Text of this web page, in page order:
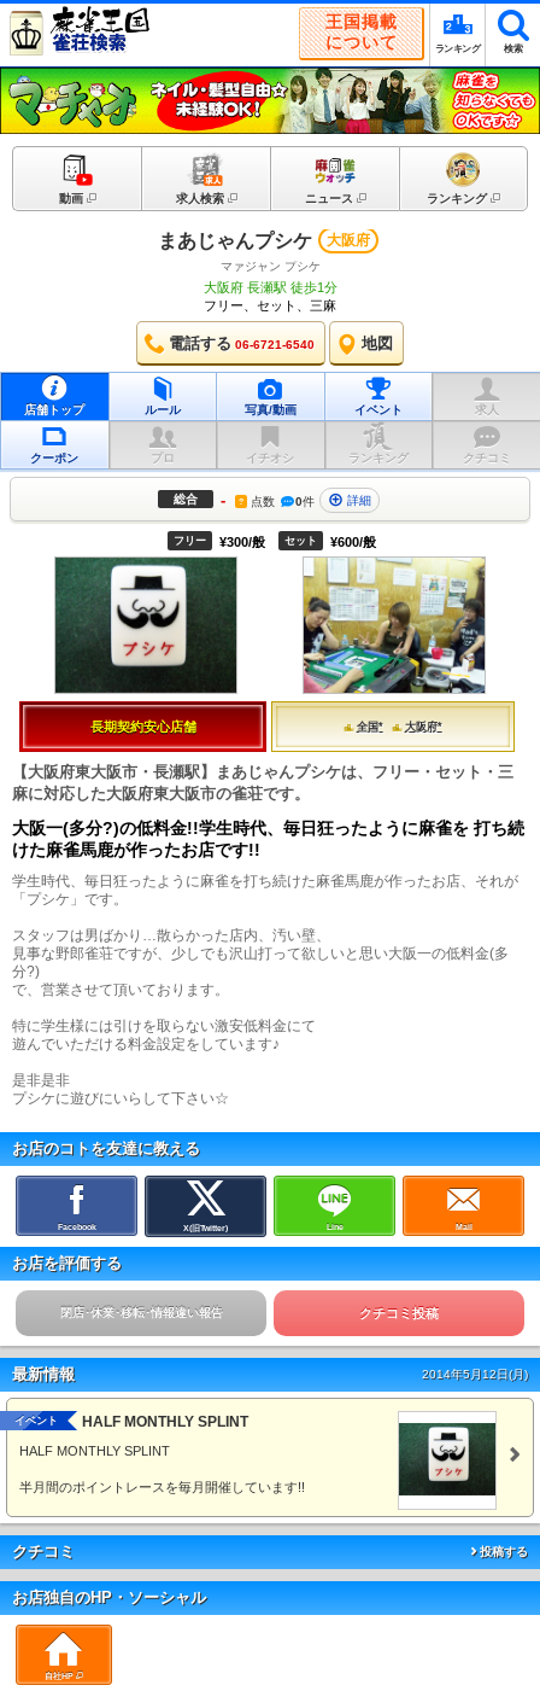
王国掲載
について
ランキング 検索
動画 求人検索 ニュース ランキング
まあじゃんプシケ 大阪府
マァジャン プシケ
大阪府 長瀬駅 徒歩1分
フリー、セット、三麻
電話する 06-6721-6540 地図
店舗トップ ルール 写真/動画 イベント 求人
クーポン プロ イチオシ ランキング クチコミ
総合 - ? 点数 0件 詳細
フリー ¥300/般 セット ¥600/般
長期契約安心店舗 全国* 大阪府*
【大阪府東大阪市・長瀬駅】まあじゃんプシケは、フリー・セット・三
麻に対応した大阪府東大阪市の雀荘です。
大阪一(多分?)の低料金!!学生時代、毎日狂ったように麻雀を 打ち続
けた麻雀馬鹿が作ったお店です!!
学生時代、毎日狂ったように麻雀を打ち続けた麻雀馬鹿が作ったお店、それが
「プシケ」です。
スタッフは男ばかり…散らかった店内、汚い壁、
見事な野郎雀荘ですが、少しでも沢山打って欲しいと思い大阪一の低料金(多
分?)
で、営業させて頂いております。
特に学生様には引けを取らない激安低料金にて
遊んでいただける料金設定をしています♪
是非是非
プシケに遊びにいらして下さい☆
お店のコトを友達に教える
Facebook X(旧Twitter) Line Mail
お店を評価する
閉店･休業･移転･情報違い報告 クチコミ投稿
最新情報 2014年5月12日(月)
イベント HALF MONTHLY SPLINT
HALF MONTHLY SPLINT
半月間のポイントレースを毎月開催しています!!
クチコミ 投稿する
お店独自のHP・ソーシャル
自社HP